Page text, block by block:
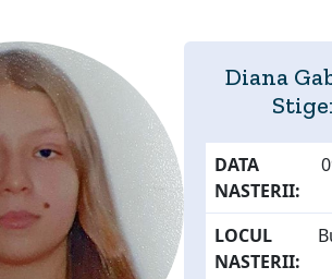
Diana
DATA
NASTERII:
LOCUL
NASTERII: